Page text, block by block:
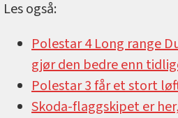
Les også:
Polestar 4 Long range
gjør den bedre enn
Polestar 3 får et stort
Skoda-flaggskipet er